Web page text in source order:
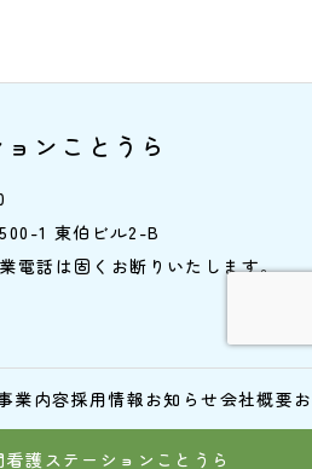
ンことうら
1 東伯ビル2-B
電話は固くお断りいたします。
業内容採用情報お知らせ会社概要
護ステーションことうら